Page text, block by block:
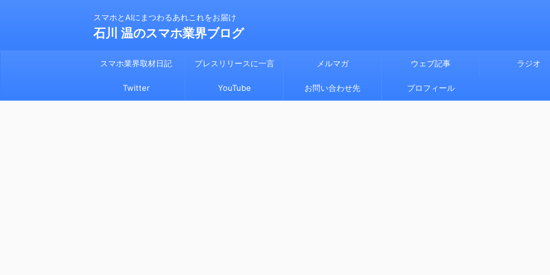
スマホとAIにまつわるあれこれをお届け
石川 温のスマホ業界ブログ
スマホ業界取材日記 プレスリリースに一言 メルマガ ウェブ記事 ラジオ
Twitter YouTube お問い合わせ先 プロフィール